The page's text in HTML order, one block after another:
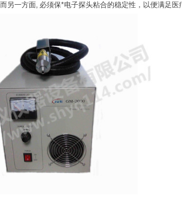
另一方面, 必须保*电子探头粘合的稳定性，以便满足医